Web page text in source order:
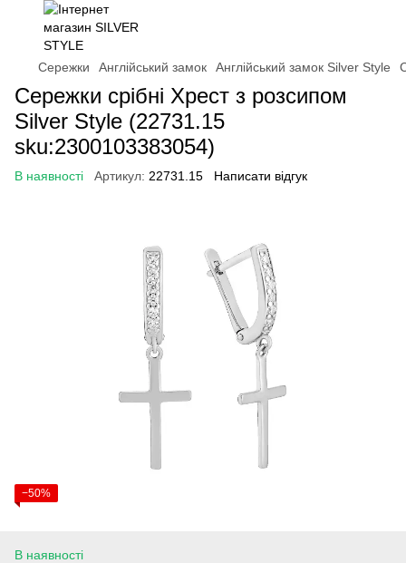
Сережки Англійський замок Англійський замок Silver Style
Сережки срібні Хрест з розсипом
Silver Style (22731.15
sku:2300103383054)
В наявності Артикул: 22731.15 Написати відгук
−50%
В наявності